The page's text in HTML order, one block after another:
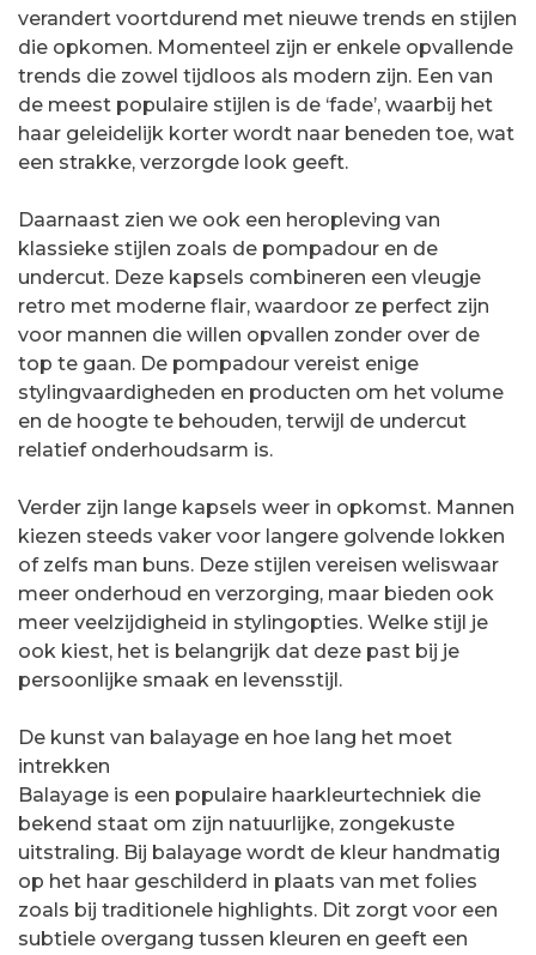
verandert voortdurend met nieuwe trends en stijlen
die opkomen. Momenteel zijn er enkele opvallende
trends die zowel tijdloos als modern zijn. Een van
de meest populaire stijlen is de ‘fade’, waarbij het
haar geleidelijk korter wordt naar beneden toe, wat
een strakke, verzorgde look geeft.
Daarnaast zien we ook een heropleving van
klassieke stijlen zoals de pompadour en de
undercut. Deze kapsels combineren een vleugje
retro met moderne flair, waardoor ze perfect zijn
voor mannen die willen opvallen zonder over de
top te gaan. De pompadour vereist enige
stylingvaardigheden en producten om het volume
en de hoogte te behouden, terwijl de undercut
relatief onderhoudsarm is.
Verder zijn lange kapsels weer in opkomst. Mannen
kiezen steeds vaker voor langere golvende lokken
of zelfs man buns. Deze stijlen vereisen weliswaar
meer onderhoud en verzorging, maar bieden ook
meer veelzijdigheid in stylingopties. Welke stijl je
ook kiest, het is belangrijk dat deze past bij je
persoonlijke smaak en levensstijl.
De kunst van balayage en hoe lang het moet
intrekken
Balayage is een populaire haarkleurtechniek die
bekend staat om zijn natuurlijke, zongekuste
uitstraling. Bij balayage wordt de kleur handmatig
op het haar geschilderd in plaats van met folies
zoals bij traditionele highlights. Dit zorgt voor een
subtiele overgang tussen kleuren en geeft een